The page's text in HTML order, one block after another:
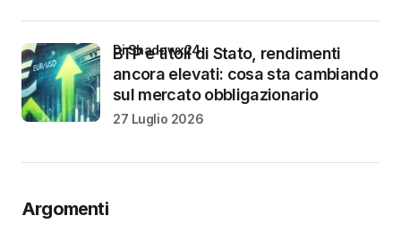
BTP e titoli di Stato, rendimenti
ancora elevati: cosa sta cambiando
sul mercato obbligazionario
di Shadowx24
27 Luglio 2026
Argomenti